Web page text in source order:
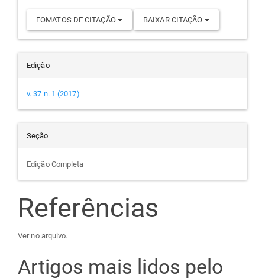
FOMATOS DE CITAÇÃO BAIXAR CITAÇÃO
Edição
v. 37 n. 1 (2017)
Seção
Edição Completa
Referências
Ver no arquivo.
Artigos mais lidos pelo